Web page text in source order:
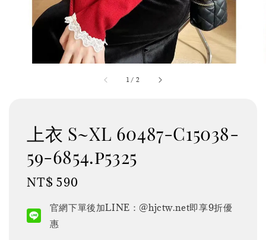
1 / 2
上衣 S~XL 60487-C15038-
59-6854.p5325
Regular
NT$ 590
官網下單後加LINE：@hjctw.net即享9折優
惠